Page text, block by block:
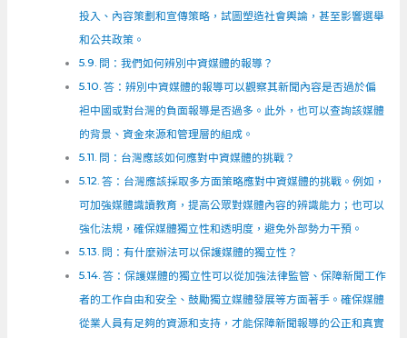
投入、內容策劃和宣傳策略，試圖塑造社會輿論，甚至影響選舉
和公共政策。
問：我們如何辨別中資媒體的報導？
答：辨別中資媒體的報導可以觀察其新聞內容是否過於偏
袒中國或對台灣的負面報導是否過多。此外，也可以查詢該媒體
的背景、資金來源和管理層的組成。
問：台灣應該如何應對中資媒體的挑戰？
答：台灣應該採取多方面策略應對中資媒體的挑戰。例如，
可加強媒體識讀教育，提高公眾對媒體內容的辨識能力；也可以
強化法規，確保媒體獨立性和透明度，避免外部勢力干預。
問：有什麼辦法可以保護媒體的獨立性？
答：保護媒體的獨立性可以從加強法律監管、保障新聞工作
者的工作自由和安全、鼓勵獨立媒體發展等方面著手。確保媒體
從業人員有足夠的資源和支持，才能保障新聞報導的公正和真實